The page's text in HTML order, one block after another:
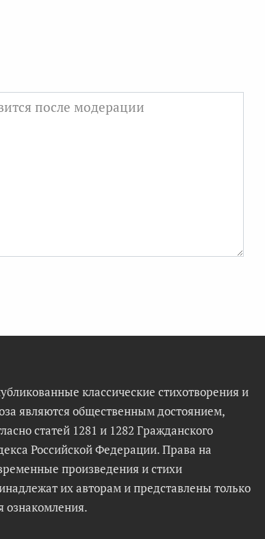
классические стихотворения и
являются общественным достоянием,
статей 1281 и 1282 Гражданского
Российской Федерации. Права на
произведения и стихи
их авторам и представлены только
ознакомления.